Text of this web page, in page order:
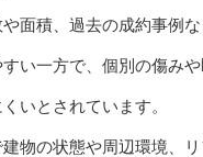
面積、過去の成約事例
い一方で、個別の傷み
いとされています。
物の状態や周辺環境、